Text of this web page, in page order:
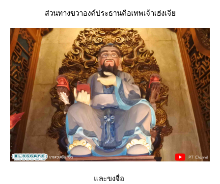
ส่วนทางขวาองค์ประธานคือเทพเจ้าเฮ่งเจี
ละขงจื่อ